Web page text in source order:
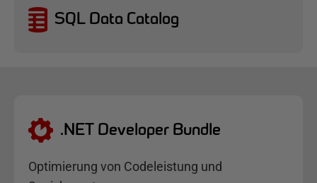
SQL Data Catalog
.NET Developer Bundle
Optimierung von Codeleistung und